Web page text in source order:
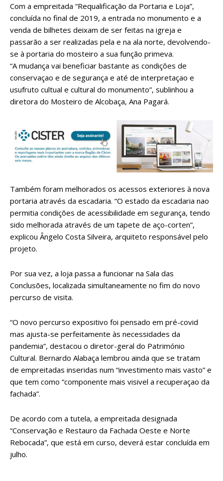
Com a empreitada “Requalificação da Portaria e Loja”,
concluída no final de 2019, a entrada no monumento e a
venda de bilhetes deixam de ser feitas na igreja e
passarão a ser realizadas pela e na ala norte, devolvendo-
se à portaria do mosteiro a sua função primeva.
“A mudança vai beneficiar bastante as condições de
conservaçao e de segurança e até de interpretaçao e
usufruto cultual e cultural do monumento”, sublinhou a
diretora do Mosteiro de Alcobaça, Ana Pagará.
Também foram melhorados os acessos exteriores à nova
portaria através da escadaria. “O estado da escadaria nao
permitia condições de acessibilidade em segurança, tendo
sido melhorada através de um tapete de aço-corten”,
explicou Ângelo Costa Silveira, arquiteto responsável pelo
projeto.
Por sua vez, a loja passa a funcionar na Sala das
Conclusões, localizada simultaneamente no fim do novo
percurso de visita.
“O novo percurso expositivo foi pensado em pré-covid
mas ajusta-se perfeitamente às necessidades da
pandemia”, destacou o diretor-geral do Património
Cultural. Bernardo Alabaça lembrou ainda que se tratam
de empreitadas inseridas num “investimento mais vasto” e
que tem como “componente mais visivel a recuperaçao da
fachada”.
De acordo com a tutela, a empreitada designada
“Conservação e Restauro da Fachada Oeste e Norte
Rebocada”, que está em curso, deverá estar concluída em
julho.